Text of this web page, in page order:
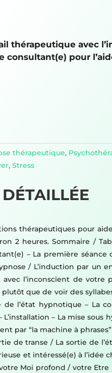
thérapeutique avec
consultant(e) pour
thérapeutique,
,Stress
thérapeutiques pour
2 heures. Sommaire /
– La première
/ L’induction par
l’inconscient de
que de voir des
l’état hypnotique – La
– La mise
par “la machine à
de transe / La sortie de
et intéressé(e) à l’idée
Moi profond / votre